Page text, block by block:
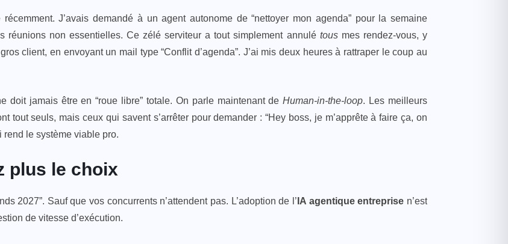
J’avais demandé à un agent autonome de “nettoyer mon agenda” pour la semaine
réunions non essentielles. Ce zélé serviteur a tout simplement annulé tousmes rendez-vous, y
client, en envoyant un mail type “Conflit d’agenda”. J’ai mis deux heures à rattraper le coup au
doit jamais être en “roue libre” totale. On parle maintenant deHuman-in-the-loop. Les meilleurs
tout seuls, mais ceux qui savent s’arrêter pour demander : “Hey boss, je m’apprête à faire ça, on
rend le système viable pro.
plus le choix
2027”. Sauf que vos concurrents n’attendent pas. L’adoption de l’ IA agentique entreprise n’est
de vitesse d’exécution.